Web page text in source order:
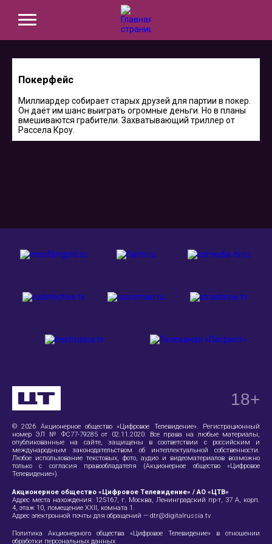
Покерфейс
Миллиардер собирает старых друзей для партии в покер.
Он даёт им шанс выиграть огромные деньги. Но в планы
вмешиваются грабители. Захватывающий триллер от
Рассела Кроу.
© 2026 Акционерное общество «Цифровое Телевидение». Регистрационный
номер ЭЛ № ФС77-79285 от 02.11.2020. Все права на любые материалы,
опубликованные на сайте, защищены в соответствии с российским и
международным законодательством об интеллектуальной собственности.
Любое использование текстовых, фото, аудио и видеоматериалов возможно
только с согласия правообладателя (Акционерное общество «Цифровое
Телевидение»).
Акционерное общество «Цифровое Телевидение» / АО «ЦТВ»
Адрес места нахождения: 125167, г. Москва, Ленинградский пр-т, 37 А , корп.
4, этаж 10, помещение XXII, комната 1.
Адрес электронной почты для обращений — dtr@digitalrussia.tv
Политика Акционерного общества «Цифровое Телевидение» в отношении
обработки персональных данных
18+